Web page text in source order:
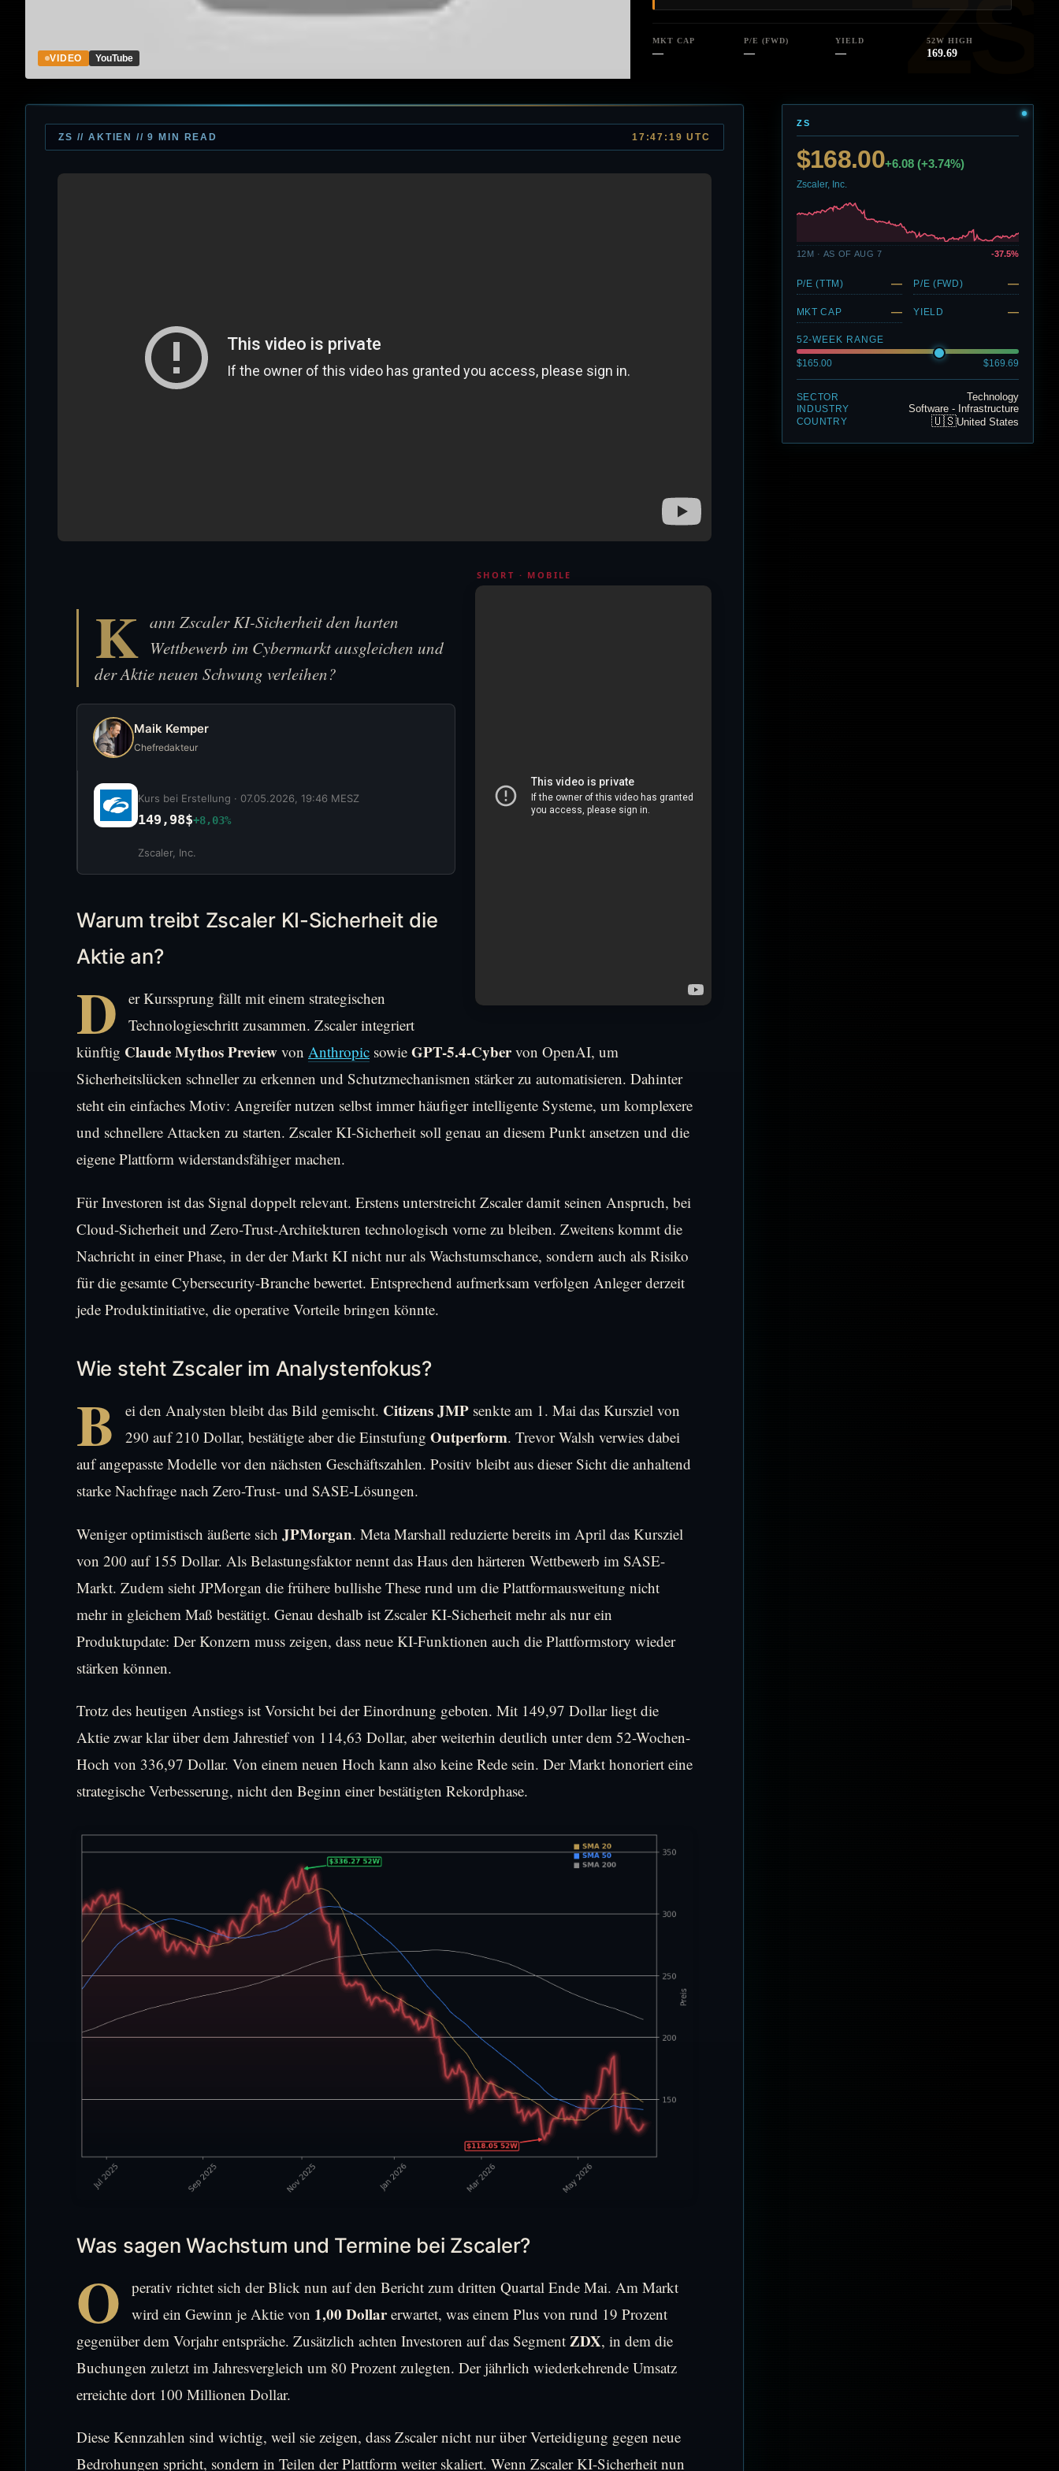
VIDEO YouTube
MKT CAP
—
P/E (FWD)
—
YIELD
—
52W HIGH
169.69
ZS // AKTIEN // 9 MIN READ 17:47:19 UTC
SHORT · MOBILE
K ann Zscaler KI-Sicherheit den harten
Wettbewerb im Cybermarkt ausgleichen und
der Aktie neuen Schwung verleihen?
Maik Kemper
Chefredakteur
Kurs bei Erstellung · 07.05.2026, 19:46 MESZ
149,98$+8,03%
Zscaler, Inc.
Warum treibt Zscaler KI-Sicherheit die
Aktie an?
D
er Kurssprung fällt mit einem strategischen
Technologieschritt zusammen. Zscaler integriert
künftig Claude Mythos Preview von Anthropic sowie GPT-5.4-Cybervon OpenAI, um
Sicherheitslücken schneller zu erkennen und Schutzmechanismen stärker zu automatisieren. Dahinter
steht ein einfaches Motiv: Angreifer nutzen selbst immer häufiger intelligente Systeme, um komplexere
und schnellere Attacken zu starten. Zscaler KI-Sicherheit soll genau an diesem Punkt ansetzen und die
eigene Plattform widerstandsfähiger machen.
Für Investoren ist das Signal doppelt relevant. Erstens unterstreicht Zscaler damit seinen Anspruch, bei
Cloud-Sicherheit und Zero-Trust-Architekturen technologisch vorne zu bleiben. Zweitens kommt die
Nachricht in einer Phase, in der der Markt KI nicht nur als Wachstumschance, sondern auch als Risiko
für die gesamte Cybersecurity-Branche bewertet. Entsprechend aufmerksam verfolgen Anleger derzeit
jede Produktinitiative, die operative Vorteile bringen könnte.
Wie steht Zscaler im Analystenfokus?
B ei den Analysten bleibt das Bild gemischt. Citizens JMP senkte am 1. Mai das Kursziel von
290 auf 210 Dollar, bestätigte aber die Einstufung Outperform. Trevor Walsh verwies dabei
auf angepasste Modelle vor den nächsten Geschäftszahlen. Positiv bleibt aus dieser Sicht die anhaltend
starke Nachfrage nach Zero-Trust- und SASE-Lösungen.
Weniger optimistisch äußerte sich JPMorgan. Meta Marshall reduzierte bereits im April das Kursziel
von 200 auf 155 Dollar. Als Belastungsfaktor nennt das Haus den härteren Wettbewerb im SASE-
Markt. Zudem sieht JPMorgan die frühere bullishe These rund um die Plattformausweitung nicht
mehr in gleichem Maß bestätigt. Genau deshalb ist Zscaler KI-Sicherheit mehr als nur ein
Produktupdate: Der Konzern muss zeigen, dass neue KI-Funktionen auch die Plattformstory wieder
stärken können.
Trotz des heutigen Anstiegs ist Vorsicht bei der Einordnung geboten. Mit 149,97 Dollar liegt die
Aktie zwar klar über dem Jahrestief von 114,63 Dollar, aber weiterhin deutlich unter dem 52-Wochen-
Hoch von 336,97 Dollar. Von einem neuen Hoch kann also keine Rede sein. Der Markt honoriert eine
strategische Verbesserung, nicht den Beginn einer bestätigten Rekordphase.
Was sagen Wachstum und Termine bei Zscaler?
O
perativ richtet sich der Blick nun auf den Bericht zum dritten Quartal Ende Mai. Am Markt
wird ein Gewinn je Aktie von 1,00 Dollarerwartet, was einem Plus von rund 19 Prozent
gegenüber dem Vorjahr entspräche. Zusätzlich achten Investoren auf das Segment ZDX, in dem die
Buchungen zuletzt im Jahresvergleich um 80 Prozent zulegten. Der jährlich wiederkehrende Umsatz
erreichte dort 100 Millionen Dollar.
Diese Kennzahlen sind wichtig, weil sie zeigen, dass Zscaler nicht nur über Verteidigung gegen neue
Bedrohungen spricht, sondern in Teilen der Plattform weiter skaliert. Wenn Zscaler KI-Sicherheit nun
ZS
$168.00+6.08 (+3.74%)
Zscaler, Inc.
12M · AS OF AUG 7 -37.5%
P/E (TTM) — P/E (FWD) —
MKT CAP — YIELD —
52-WEEK RANGE
$165.00 $169.69
SECTOR Technology
INDUSTRY Software - Infrastructure
COUNTRY 🇺🇸United States